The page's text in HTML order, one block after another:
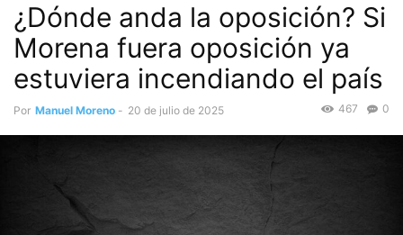
¿Dónde anda la oposición? Si
Morena fuera oposición ya
estuviera incendiando el país
Por Manuel Moreno - 20 de julio de 2025 0
467